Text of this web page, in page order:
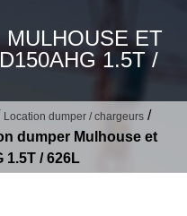
ET
1.5T /
Location dumper / chargeurs /
dumper Mulhouse et
1.5T / 626L